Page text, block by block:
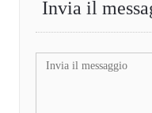
Invia il